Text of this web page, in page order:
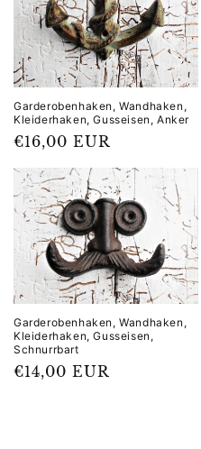
i
e
:
Garderobenhaken, Wandhaken,
Kleiderhaken, Gusseisen, Anker
Normaler
€16,00 EUR
Garderobenhaken, Wandhaken,
Kleiderhaken, Gusseisen,
Schnurrbart
Normaler
€14,00 EUR